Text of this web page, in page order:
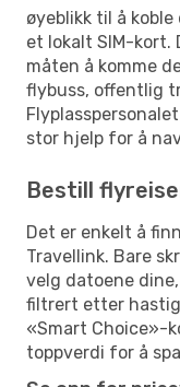
øyeblikk til å
et lokalt SIM-kort.
måten å komme
flybuss, offentlig
stor hjelp for å
Bestill
Det er enkelt å
Travellink. Bare
velg datoene
filtrert etter
«Smart Choice»-
toppverdi for å